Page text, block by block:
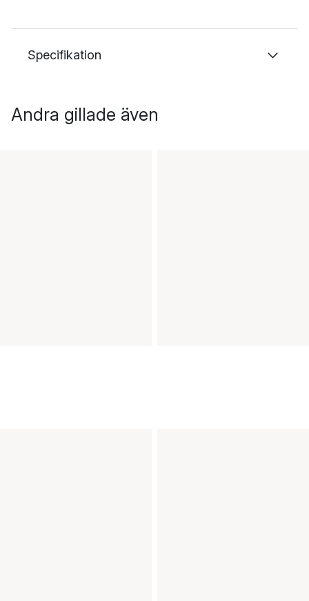
Specifikation
Andra gillade även